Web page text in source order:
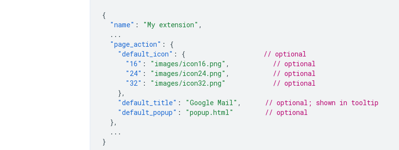
{
"name" : "My extension" ,
...
"page_action" :
{
"default_icon" : {
// optional
"16" : "images/icon16.png" ,
// optional
"24" : "images/icon24.png" ,
// optional
"32" : "images/icon32.png"
// optional
},
"default_title" : "Google Mail" ,
// optional; shown in tooltip
"default_popup" : "popup.html"
// optional
},
...
}